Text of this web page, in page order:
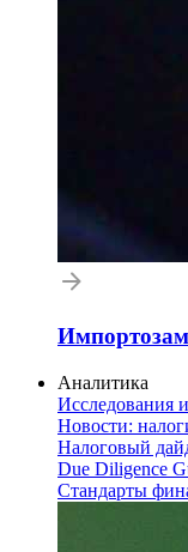
Аналитика
Исследования
Новости:
Налоговый
Due Diligence
Стандарты